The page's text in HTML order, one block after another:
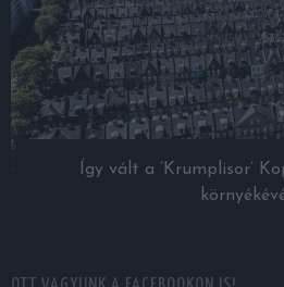
Így vált a ’Krumplisor’